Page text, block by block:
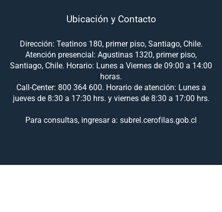
Ubicación y Contacto
Dirección: Teatinos 180, primer piso, Santiago, Chile.
Atención presencial: Agustinas 1320, primer piso,
Santiago, Chile. Horario: Lunes a Viernes de 09:00 a 14:00
horas.
Call-Center: 800 364 600. Horario de atención: Lunes a
jueves de 8:30 a 17:30 hrs. y viernes de 8:30 a 17:00 hrs.
Para consultas, ingresar a: subrel.cerofilas.gob.cl